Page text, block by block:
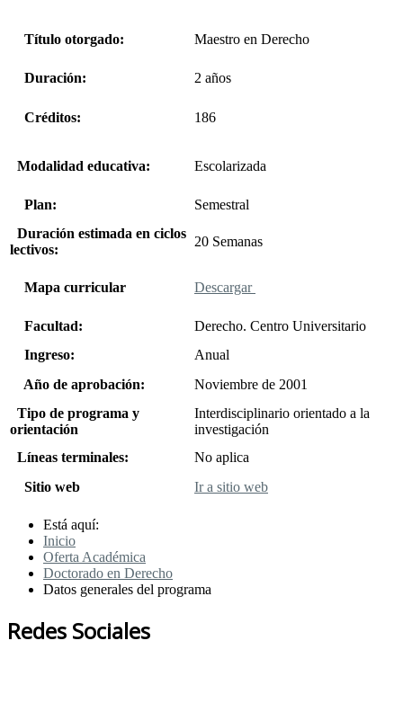
Título otorgado: Maestro en Derecho
Duración: 2 años
Créditos: 186
Modalidad educativa: Escolarizada
Plan:
Semestral
Duración estimada en ciclos
lectivos:
20 Semanas
Mapa curricular Descargar
Facultad:
Derecho. Centro Universitario
Ingreso:
Anual
Año de aprobación:
Noviembre de 2001
Tipo de programa y
orientación
Interdisciplinario orientado a la
investigación
Líneas terminales:
No aplica
Sitio web
Ir a sitio web
Está aquí:
Inicio
Oferta Académica
Doctorado en Derecho
Datos generales del programa
Redes Sociales